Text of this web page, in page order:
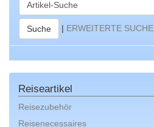
Suche | ERWEITERTE SUCHE
Reiseartikel
Reisezubehör
Reisenecessaires